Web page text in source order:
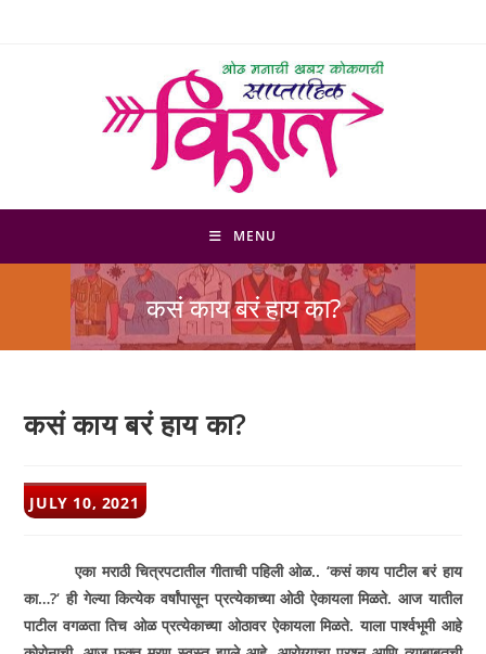
MENU
कसं काय बरं हाय का?
कसं काय बरं हाय का?
POST
PUBLISHED:
JULY 10, 2021
एका मराठी चित्रपटातील गीताची पहिली ओळ.. ‘कसं काय पाटील बरं हाय
का…?‘ही गेल्या कित्येक वर्षांपासून प्रत्येकाच्या ओठी ऐकायला मिळते. आज यातील
पाटील वगळता तिच ओळ प्रत्येकाच्या ओठावर ऐकायला मिळते. याला पार्श्वभूमी आहे